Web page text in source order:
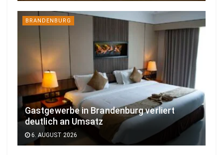
BRANDENBURG
Gastgewerbe in Brandenburg verliert
deutlich an Umsatz
6. AUGUST 2026